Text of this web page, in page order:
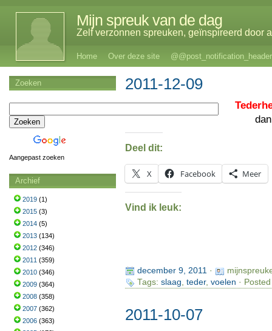
Mijn spreuk van de dag
Zelf verzonnen spreuken, geïnspireerd door
Home Over deze site @@post_notification_header
2011-12-09
Deel dit:
X Facebook Meer
Vind ik leuk:
december 9, 2011·
Tags: slaag, teder, voelen ·
2011-10-07
Zoeken
Aangepast zoeken
Archief
2019 (1)
2015 (3)
2014 (5)
2013 (134)
2012 (346)
2011 (359)
2010 (346)
2009 (364)
2008 (358)
2007 (362)
2006 (363)